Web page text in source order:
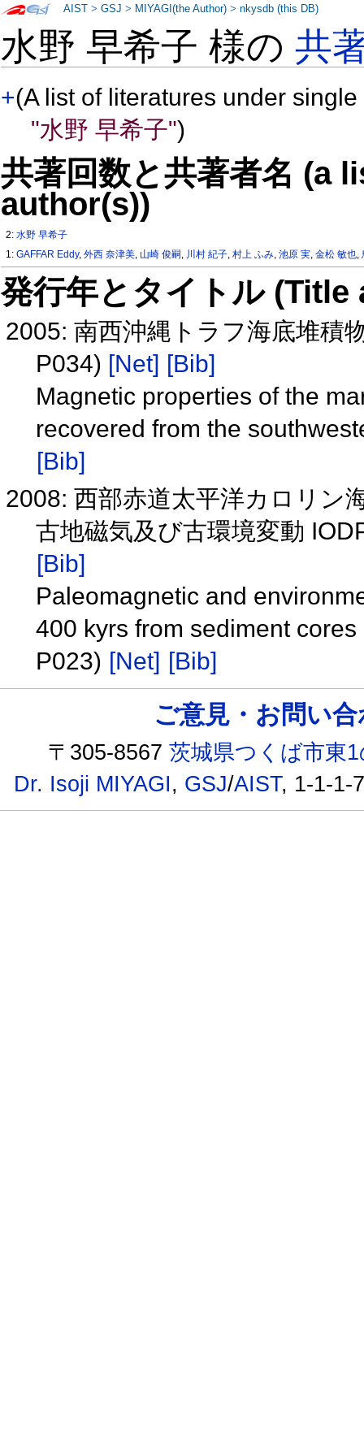
水野 早希子 様の共
+(A list of literatures under
"水野 早希子")
共著回数と共著者名 (a
author(s))
2:水野 早希子
1:GAFFAR Eddy,外西 奈津美, 山崎 俊嗣 , 川村 紀子,村上 ふみ,池原 実,金松 敏也,
発行年とタイトル
2005: 南西沖縄トラフ海底堆積
P034) [Net] [Bib]
Magnetic properties of the
recovered from the
[Bib]
2008: 西部赤道太平洋カロリン
古地磁気及び古環境変動
[Bib]
Paleomagnetic and
400 kyrs from sediment
P023) [Net] [Bib]
AIST >GSJ > MIYAGI(the Author) >nkysdb (this DB)
ご意見・お問い
〒305-8567茨城県つくば市東
Dr. Isoji MIYAGI, GSJ/AIST, 1-1-1-